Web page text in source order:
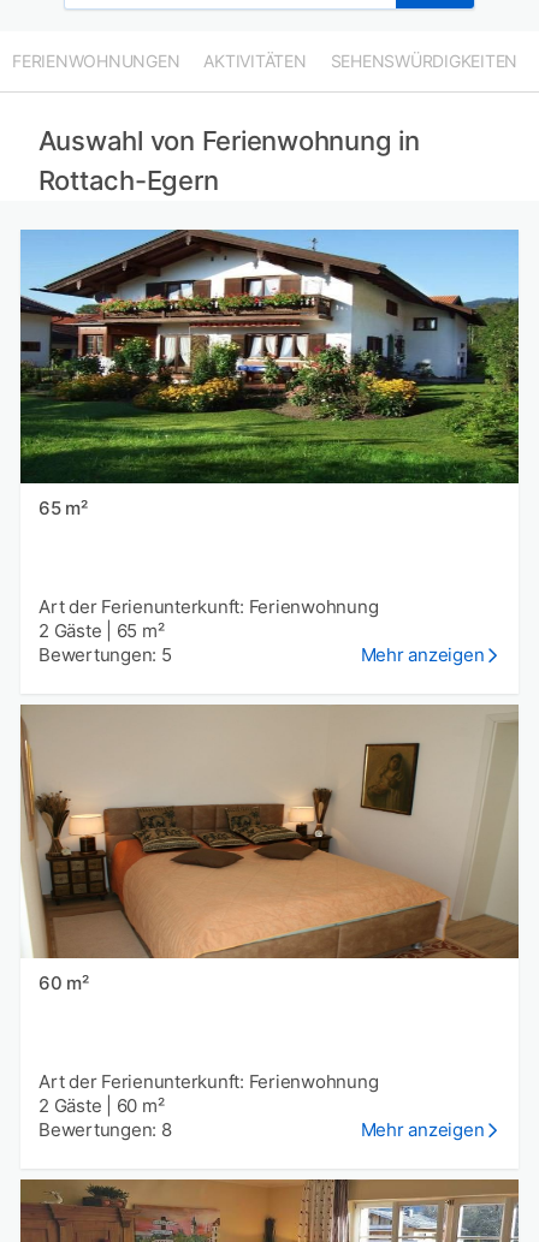
FERIENWOHNUNGEN AKTIVITÄTEN SEHENSWÜRDIGKEITEN
Auswahl von Ferienwohnung in
Rottach-Egern
65 m²
Art der Ferienunterkunft: Ferienwohnung
2 Gäste
65 m²
Bewertungen: 5
Mehr anzeigen
60 m²
Art der Ferienunterkunft: Ferienwohnung
2 Gäste
60 m²
Bewertungen: 8
Mehr anzeigen